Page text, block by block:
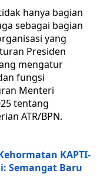
hanya bagian
sebagai bagian
yang
Presiden
mengatur
fungsi
Menteri
tentang
ATR/BPN.
KAPTI-
Semangat Baru